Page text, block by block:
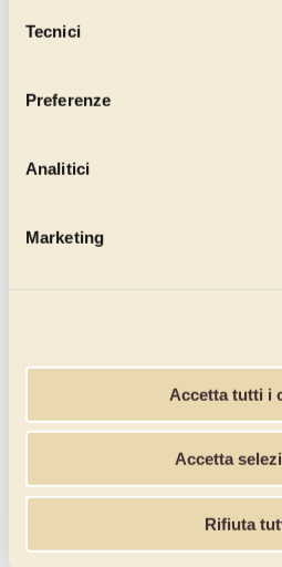
delTecnici
Preferenze
Analitici
Marketing
Accetta tutti i
Accetta
Rifiuta